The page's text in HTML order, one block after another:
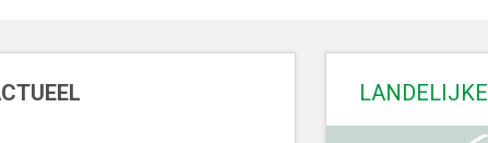
LANDELIJKE